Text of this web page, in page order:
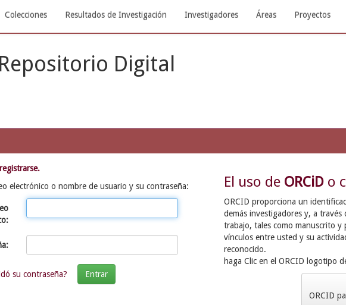
Colecciones Resultados de Investigación Investigadores Áreas Proyectos
Repositorio Digital
electrónico o nombre de usuario y su contraseña:
su contraseña?
El uso de ORCiD o
ORCID proporciona un
demás investigadores y, a
trabajo, tales como manuscrito
vínculos entre usted y su
reconocido.
haga Clic en el ORCID logotipo
ORCID